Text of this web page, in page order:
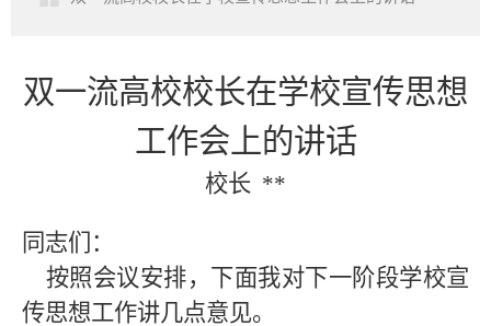
双一流高校校长在学校宣传思想
工作会上的讲话
校长 **
同志们：
按照会议安排，下面我对下一阶段学校宣
传思想工作讲几点意见。